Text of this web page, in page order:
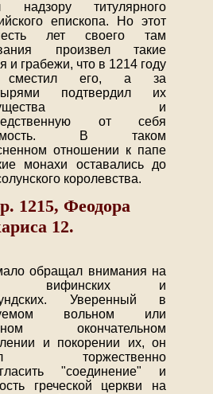
надзору титулярного
епископа. Но этот
лет своего там
произвел такие
и грабежи, что в 1214 году
сместил его, а за
подтвердил их
и
от себя
В таком
отношении к папе
монахи оставались до
королевства.
1215, Феодора
12.
обращал внимания на
вифинских и
Уверенный в
вольном или
окончательном
и покорении их, он
торжественно
"соединение" и
греческой церкви на